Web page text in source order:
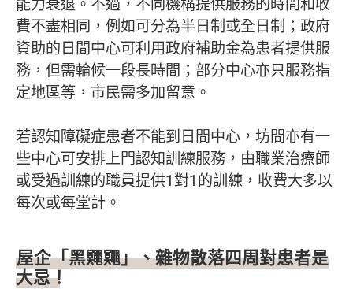
費不盡相同，例如可分為半日制或全日制；政府
資助的日間中心可利用政府補助金為患者提供服
務，但需輪候一段長時間；部分中心亦只服務指
定地區等，市民需多加留意。
若認知障礙症患者不能到日間中心，坊間亦有一
些中心可安排上門認知訓練服務，由職業治療師
或受過訓練的職員提供1對1的訓練，收費大多以
每次或每堂計。
屋企「黑鼆鼆」、雜物散落四周對患者是
大忌！